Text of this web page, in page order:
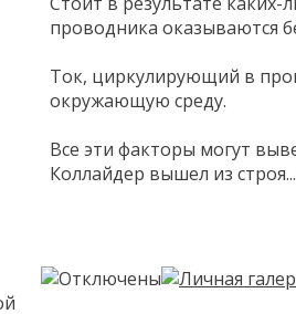
проводника оказываются
Ток, циркулирующий в
окружающую среду.
Все эти факторы могут
Коллайдер вышел из